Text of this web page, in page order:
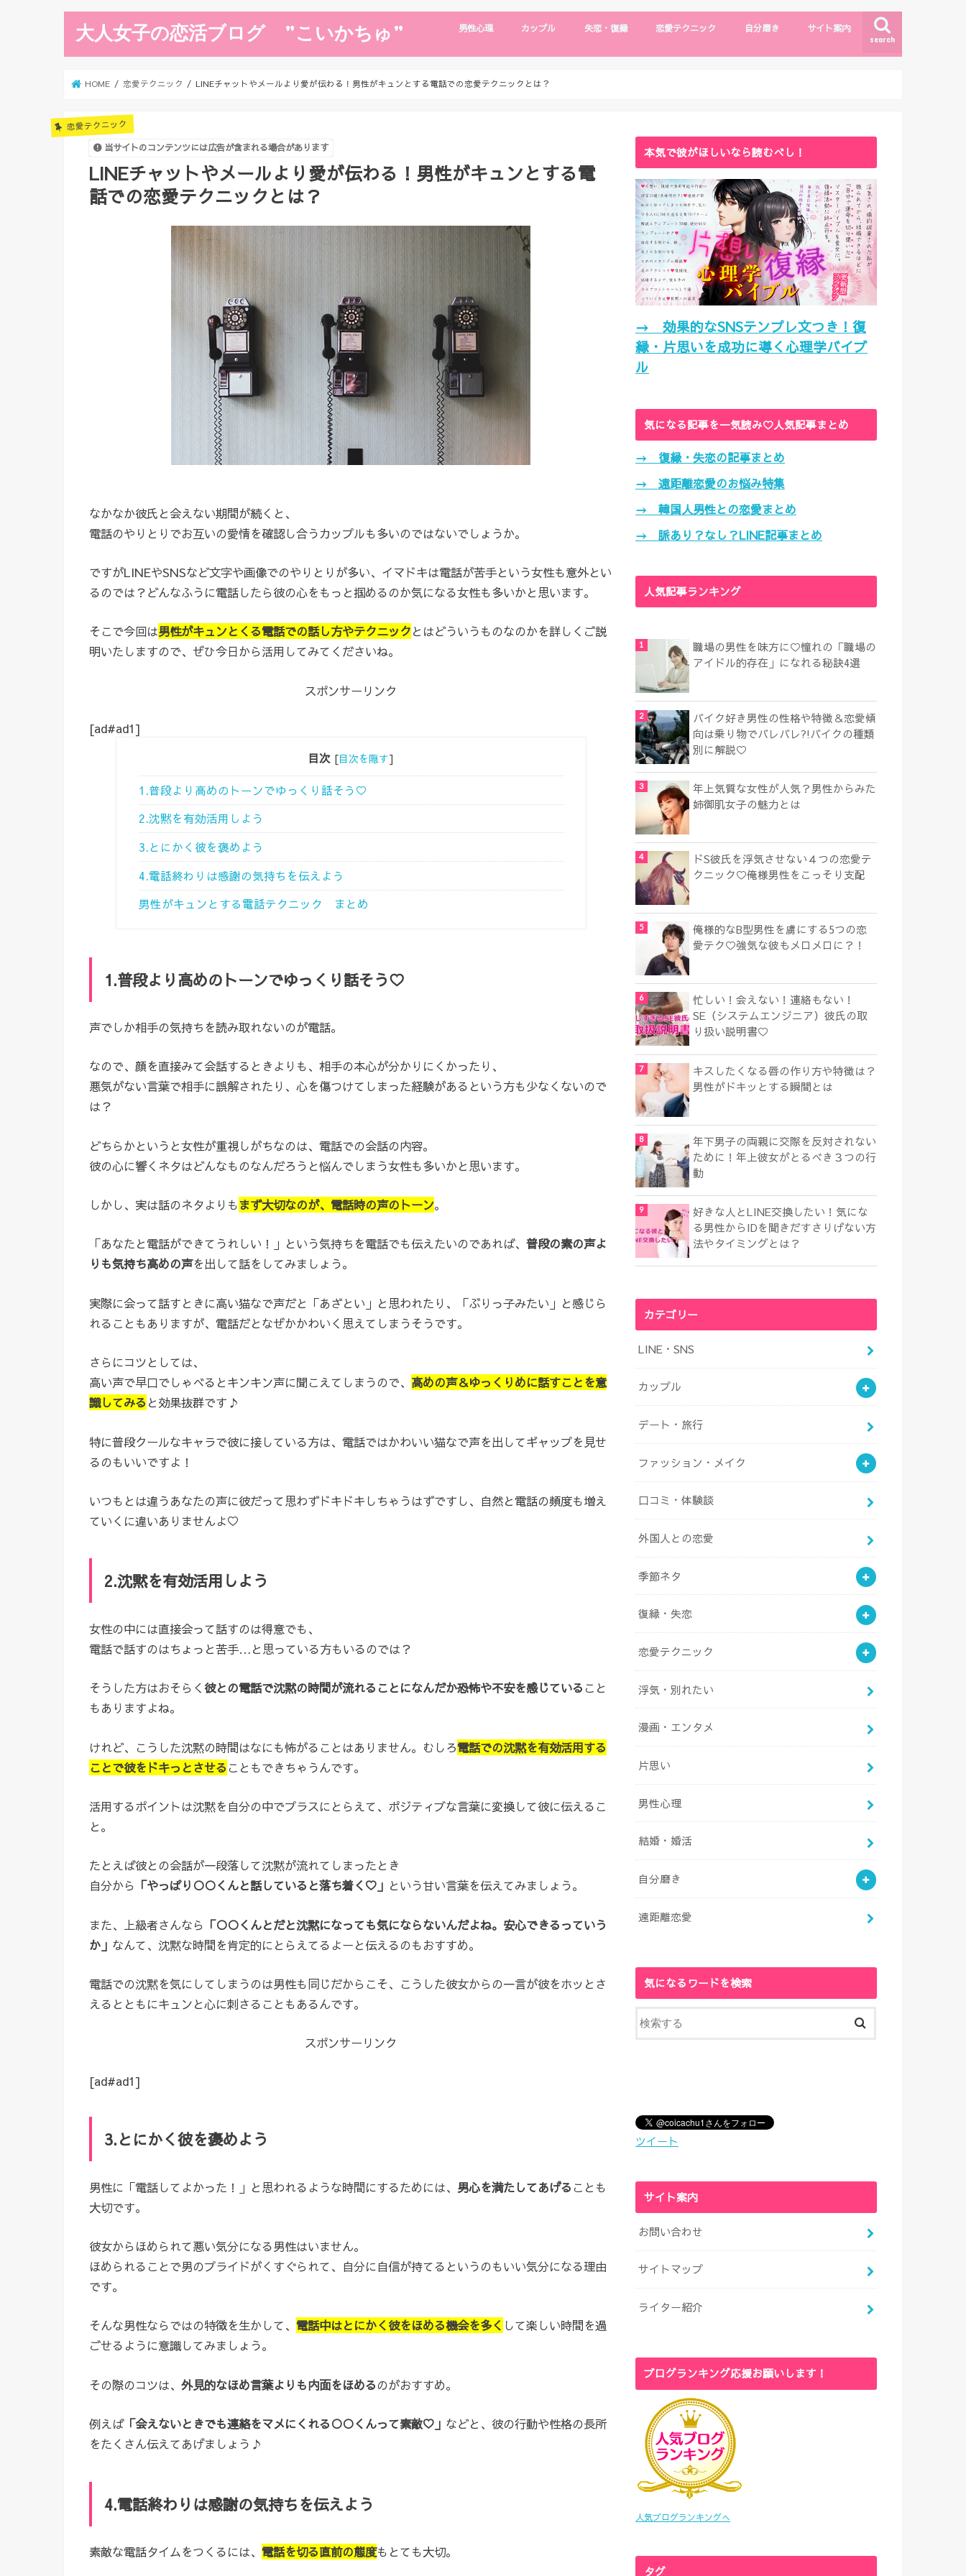
大人女子の恋活ブログ ”こいかちゅ” search
男性心理
片思い
男性心理
浮気・別れたい
カップル
デート・旅行
遠距離恋愛
年下彼氏
失恋・復縁
復縁・失恋
復縁の裏技
恋愛テクニック
モテしぐさ
恋愛テクニック
自分磨き
ファッション・メイク
自分磨き
出会い
漫画・エンタメ
サイト案内
サイトマップ
ライター紹介
お問い合わせ
HOME 恋愛テクニック LINEチャットやメールより愛が伝わる！男性がキュンとする電話での恋愛テクニックとは？
恋愛テクニック
当サイトのコンテンツには広告が含まれる場合があります
LINEチャットやメールより愛が伝わる！男性がキュンとする電
話での恋愛テクニックとは？
なかなか彼氏と会えない期間が続くと、
電話のやりとりでお互いの愛情を確認し合うカップルも多いのではないでしょうか。
ですがLINEやSNSなど文字や画像でのやりとりが多い、イマドキは電話が苦手という女性も意外とい
るのでは？どんなふうに電話したら彼の心をもっと掴めるのか気になる女性も多いかと思います。
そこで今回は男性がキュンとくる電話での話し方やテクニックとはどういうものなのかを詳しくご説
明いたしますので、ぜひ今日から活用してみてくださいね。
スポンサーリンク
[ad#ad1]
目次 [目次を隠す]
1.普段より高めのトーンでゆっくり話そう♡
2.沈黙を有効活用しよう
3.とにかく彼を褒めよう
4.電話終わりは感謝の気持ちを伝えよう
男性がキュンとする電話テクニック まとめ
1.普段より高めのトーンでゆっくり話そう♡
声でしか相手の気持ちを読み取れないのが電話。
なので、顔を直接みて会話するときよりも、相手の本心が分かりにくかったり、
悪気がない言葉で相手に誤解されたり、心を傷つけてしまった経験があるという方も少なくないので
は？
どちらかというと女性が重視しがちなのは、電話での会話の内容。
彼の心に響くネタはどんなものなんだろうと悩んでしまう女性も多いかと思います。
しかし、実は話のネタよりもまず大切なのが、電話時の声のトーン。
「あなたと電話ができてうれしい！」という気持ちを電話でも伝えたいのであれば、 普段の素の声よ
りも気持ち高めの声を出して話をしてみましょう。
実際に会って話すときに高い猫なで声だと「あざとい」と思われたり、「ぶりっ子みたい」と感じら
れることもありますが、電話だとなぜかかわいく思えてしまうそうです。
さらにコツとしては、
高い声で早口でしゃべるとキンキン声に聞こえてしまうので、 高めの声＆ゆっくりめに話すことを意
識してみる と効果抜群です♪
特に普段クールなキャラで彼に接している方は、電話ではかわいい猫なで声を出してギャップを見せ
るのもいいですよ！
いつもとは違うあなたの声に彼だって思わずドキドキしちゃうはずですし、自然と電話の頻度も増え
ていくに違いありませんよ♡
2.沈黙を有効活用しよう
女性の中には直接会って話すのは得意でも、
電話で話すのはちょっと苦手…と思っている方もいるのでは？
そうした方はおそらく彼との電話で沈黙の時間が流れることになんだか恐怖や不安を感じていること
もありますよね。
けれど、こうした沈黙の時間はなにも怖がることはありません。むしろ電話での沈黙を有効活用する
ことで彼をドキっとさせることもできちゃうんです。
活用するポイントは沈黙を自分の中でプラスにとらえて、ポジティブな言葉に変換して彼に伝えるこ
と。
たとえば彼との会話が一段落して沈黙が流れてしまったとき
自分から 「やっぱり○○くんと話していると落ち着く♡」 という甘い言葉を伝えてみましょう。
また、上級者さんなら 「○○くんとだと沈黙になっても気にならないんだよね。安心できるっていう
か」 なんて、沈黙な時間を肯定的にとらえてるよーと伝えるのもおすすめ。
電話での沈黙を気にしてしまうのは男性も同じだからこそ、こうした彼女からの一言が彼をホッとさ
えるとともにキュンと心に刺さることもあるんです。
スポンサーリンク
[ad#ad1]
3.とにかく彼を褒めよう
男性に「電話してよかった！」と思われるような時間にするためには、 男心を満たしてあげることも
大切です。
彼女からほめられて悪い気分になる男性はいません。
ほめられることで男のプライドがくすぐられて、自分に自信が持てるというのもいい気分になる理由
です。
そんな男性ならではの特徴を生かして、 電話中はとにかく彼をほめる機会を多く して楽しい時間を過
ごせるように意識してみましょう。
その際のコツは、 外見的なほめ言葉よりも内面をほめるのがおすすめ。
例えば「会えないときでも連絡をマメにくれる○○くんって素敵♡」 などと、彼の行動や性格の長所
をたくさん伝えてあげましょう♪
4.電話終わりは感謝の気持ちを伝えよう
素敵な電話タイムをつくるには、 電話を切る直前の態度もとても大切。
本気で彼がほしいなら読むべし！
→ 効果的なSNSテンプレ文つき！復
縁・片思いを成功に導く心理学バイブ
ル
気になる記事を一気読み♡人気記事まとめ
→ 復縁・失恋の記事まとめ
→ 遠距離恋愛のお悩み特集
→ 韓国人男性との恋愛まとめ
→ 脈あり？なし？LINE記事まとめ
人気記事ランキング
職場の男性を味方に♡憧れの「職場の
アイドル的存在」になれる秘訣4選
バイク好き男性の性格や特徴＆恋愛傾
向は乗り物でバレバレ?!バイクの種類
別に解説♡
年上気質な女性が人気？男性からみた
姉御肌女子の魅力とは
ドS彼氏を浮気させない４つの恋愛テ
クニック♡俺様男性をこっそり支配
俺様的なB型男性を虜にする5つの恋
愛テク♡強気な彼もメロメロに？！
忙しい！会えない！連絡もない！
SE（システムエンジニア）彼氏の取
り扱い説明書♡
キスしたくなる唇の作り方や特徴は？
男性がドキッとする瞬間とは
年下男子の両親に交際を反対されない
ために！年上彼女がとるべき３つの行
動
好きな人とLINE交換したい！気にな
る男性からIDを聞きだすさりげない方
法やタイミングとは？
カテゴリー
LINE・SNS
カップル
デート・旅行
ファッション・メイク
口コミ・体験談
外国人との恋愛
季節ネタ
復縁・失恋
恋愛テクニック
浮気・別れたい
漫画・エンタメ
片思い
男性心理
結婚・婚活
自分磨き
遠距離恋愛
気になるワードを検索
ツイート
サイト案内
お問い合わせ
サイトマップ
ライター紹介
ブログランキング応援お願いします！
人気ブログランキングへ
タグ